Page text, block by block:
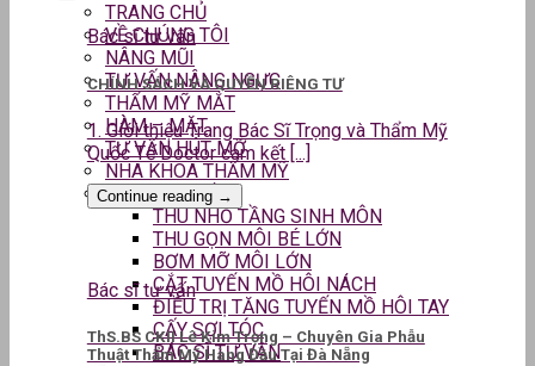
TRANG CHỦ
VỀ CHÚNG TÔI
NÂNG MŨI
TƯ VẤN NÂNG NGỰC
THẨM MỸ MẮT
HÀM – MẶT
TƯ VẤN HÚT MỠ
NHA KHOA THẨM MỸ
DỊCH VỤ KHÁC
THU NHỎ TẦNG SINH MÔN
THU GỌN MÔI BÉ LỚN
BƠM MỠ MÔI LỚN
CẮT TUYẾN MỒ HÔI NÁCH
ĐIỀU TRỊ TĂNG TUYẾN MỒ HÔI TAY
CẤY SỢI TÓC
BÁC SĨ TƯ VẤN
Bác sĩ tư vấn
CHÍNH SÁCH VÀ QUYỀN RIÊNG TƯ
1. Giới thiệu Trang Bác Sĩ Trọng và Thẩm Mỹ
Quốc Tế Doctor cam kết [...]
Continue reading →
Bác sĩ tư vấn
ThS.BS CKII Lê Kim Trọng – Chuyên Gia Phẫu
Thuật Thẩm Mỹ Hàng Đầu Tại Đà Nẵng